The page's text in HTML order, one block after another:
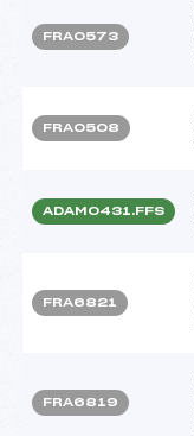
FRA0573
FRA0508
ADAM0431.FFS
FRA6821
FRA6819